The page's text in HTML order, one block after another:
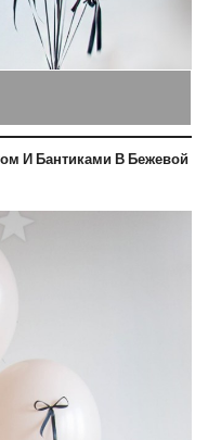
И Бантиками В Бежевой